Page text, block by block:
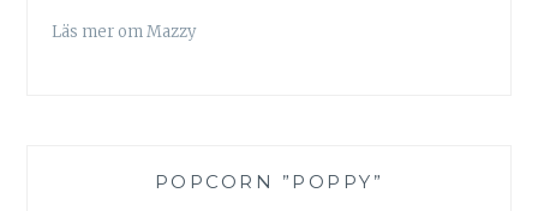
Läs mer om Mazzy
POPCORN ”POPPY”